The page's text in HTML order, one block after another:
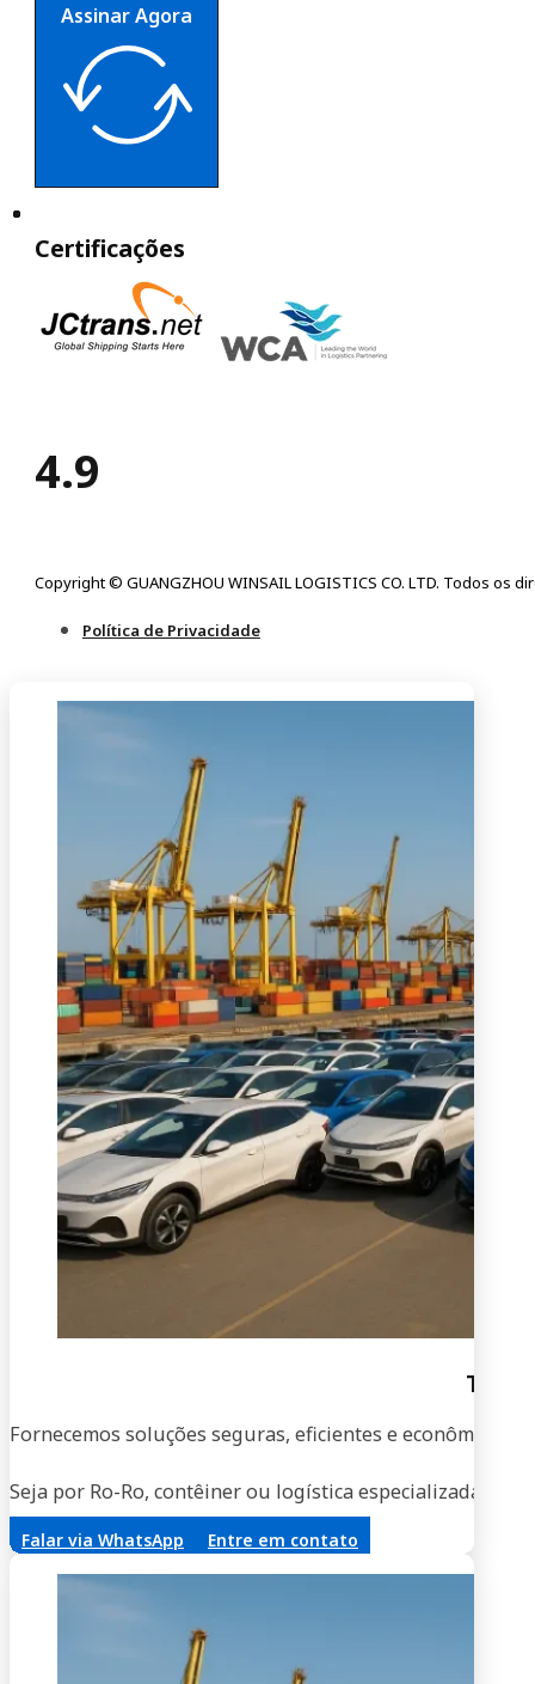
Assinar Agora
Certificações
4.9
Copyright © GUANGZHOU WINSAIL LOGISTICS CO. LTD. Todos os
Política de Privacidade
Fornecemos soluções seguras, eficientes e econômicas
Seja por Ro-Ro, contêiner ou logística especializada,
Falar via WhatsApp Entre em contato